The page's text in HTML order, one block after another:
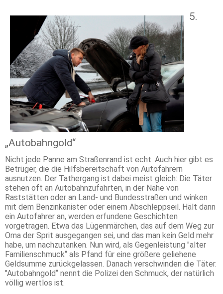
5.
„Autobahngold“
Nicht jede Panne am Straßenrand ist echt. Auch hier gibt es
Betrüger, die die Hilfsbereitschaft von Autofahrern
ausnutzen. Der Tathergang ist dabei meist gleich: Die Täter
stehen oft an Autobahnzufahrten, in der Nähe von
Raststätten oder an Land- und Bundesstraßen und winken
mit dem Benzinkanister oder einem Abschleppseil. Hält dann
ein Autofahrer an, werden erfundene Geschichten
vorgetragen. Etwa das Lügenmärchen, das auf dem Weg zur
Oma der Sprit ausgegangen sei, und das man kein Geld mehr
habe, um nachzutanken. Nun wird, als Gegenleistung "alter
Familienschmuck“ als Pfand für eine größere geliehene
Geldsumme zurückgelassen. Danach verschwinden die Täter.
"Autobahngold“ nennt die Polizei den Schmuck, der natürlich
völlig wertlos ist.